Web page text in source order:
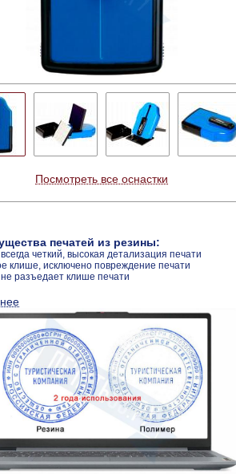
Посмотреть все оснастки
печатей из резины:
четкий, высокая детализация печати
клише, исключено повреждение печати
разъедает клише печати